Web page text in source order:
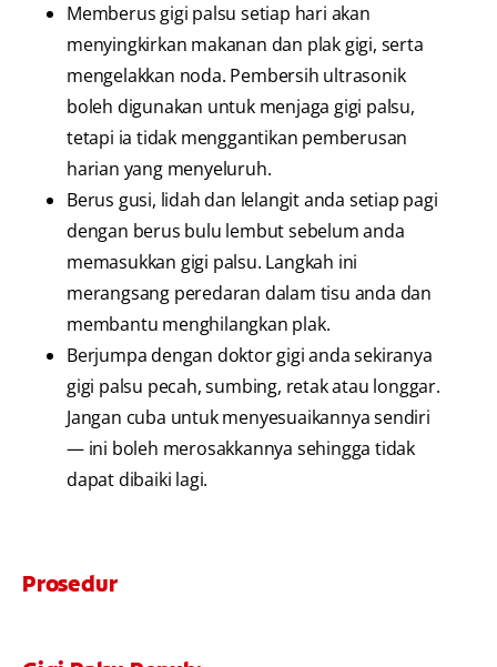
Memberus gigi palsu setiap hari akan
menyingkirkan makanan dan plak gigi, serta
mengelakkan noda. Pembersih ultrasonik
boleh digunakan untuk menjaga gigi palsu,
tetapi ia tidak menggantikan pemberusan
harian yang menyeluruh.
Berus gusi, lidah dan lelangit anda setiap pagi
dengan berus bulu lembut sebelum anda
memasukkan gigi palsu. Langkah ini
merangsang peredaran dalam tisu anda dan
membantu menghilangkan plak.
Berjumpa dengan doktor gigi anda sekiranya
gigi palsu pecah, sumbing, retak atau longgar.
Jangan cuba untuk menyesuaikannya sendiri
— ini boleh merosakkannya sehingga tidak
dapat dibaiki lagi.
Prosedur